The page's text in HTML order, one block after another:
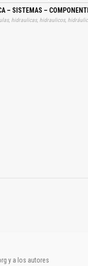
– SISTEMAS –
y a los autores
Título es incorrecto según el